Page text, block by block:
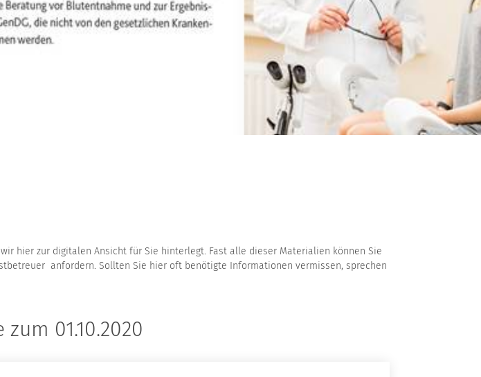
hier zur digitalen Ansicht für Sie hinterlegt. Fast alle dieser Materialien können Sie
anfordern. Sollten Sie hier oft benötigte Informationen vermissen, sprechen
01.10.2020